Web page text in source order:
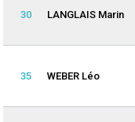
30 LANGLAIS Marin
35 WEBER Léo